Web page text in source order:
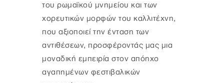
του ρωμαϊκού μνημείου και των
χορευτικών μορφών του καλλιτέχνη,
που αξιοποιεί την ένταση των
αντιθέσεων, προσφέροντάς μας μια
μοναδική εμπειρία στον απόηχο
αγαπημένων φεστιβαλικών